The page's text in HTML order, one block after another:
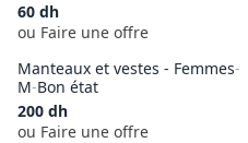
60 dh
ou Faire une offre
Manteaux et vestes - Femmes-
M-Bon état
200 dh
ou Faire une offre